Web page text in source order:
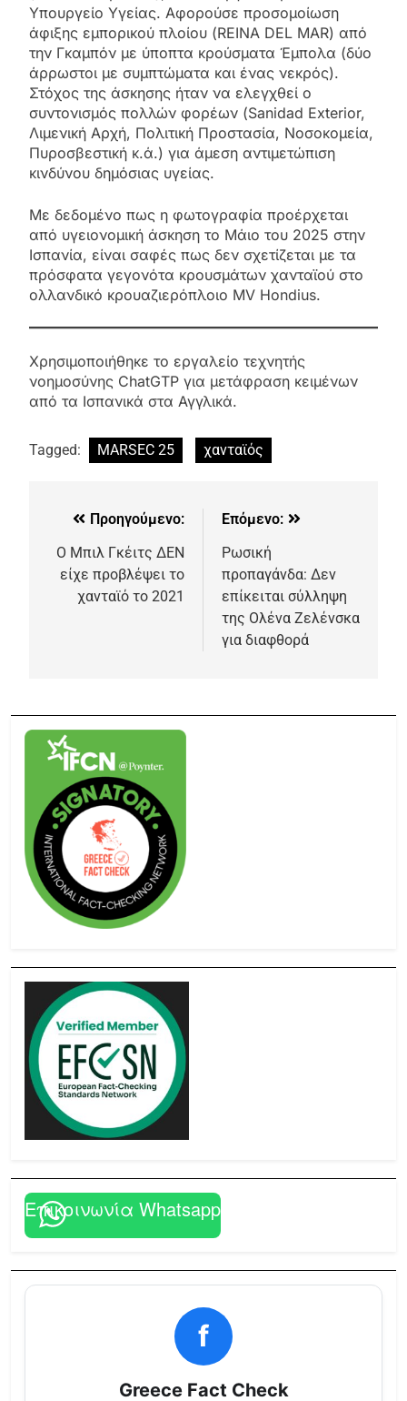
Υπουργείο Υγείας. Αφορούσε προσομοίωση
άφιξης εμπορικού πλοίου (REINA DEL MAR) από
την Γκαμπόν με ύποπτα κρούσματα Έμπολα (δύο
άρρωστοι με συμπτώματα και ένας νεκρός).
Στόχος της άσκησης ήταν να ελεγχθεί ο
συντονισμός πολλών φορέων (Sanidad Exterior,
Λιμενική Αρχή, Πολιτική Προστασία, Νοσοκομεία,
Πυροσβεστική κ.ά.) για άμεση αντιμετώπιση
κινδύνου δημόσιας υγείας.
Με δεδομένο πως η φωτογραφία προέρχεται
από υγειονομική άσκηση το Μάιο του 2025 στην
Ισπανία, είναι σαφές πως δεν σχετίζεται με τα
πρόσφατα γεγονότα κρουσμάτων χανταϊού στο
ολλανδικό κρουαζιερόπλοιο MV Hondius.
Χρησιμοποιήθηκε το εργαλείο τεχνητής
νοημοσύνης ChatGTP για μετάφραση κειμένων
από τα Ισπανικά στα Αγγλικά.
Tagged: MARSEC 25 χανταϊός
Προηγούμενο:
Ο Μπιλ Γκέιτς ΔΕΝ
είχε προβλέψει το
χανταϊό το 2021
Επόμενο:
Ρωσική
προπαγάνδα: Δεν
επίκειται σύλληψη
της Ολένα Ζελένσκα
για διαφθορά
Επικοινωνία Whatsapp
f
Greece Fact Check